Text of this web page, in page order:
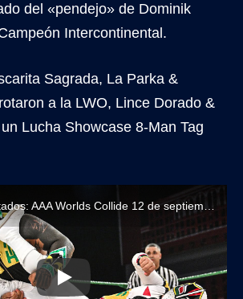
del «pendejo» de Dominik
Intercontinental.
Sagrada, La Parka &
a la LWO, Lince Dorado &
Lucha Showcase 8-Man Tag
Cobertura y resultados: AAA Worlds Collide 12 de septiembre de 2025